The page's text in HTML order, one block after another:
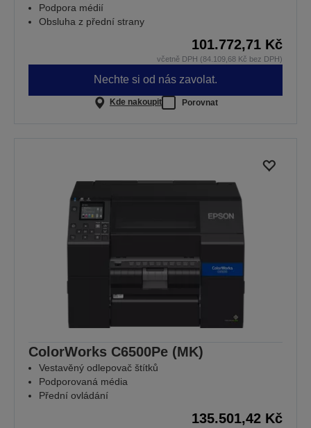
Podpora médií
Obsluha z přední strany
101.772,71 Kč
včetně DPH (84.109,68 Kč bez DPH)
Nechte si od nás zavolat.
Kde nakoupit Porovnat
ColorWorks C6500Pe (MK)
Vestavěný odlepovač štítků
Podporovaná média
Přední ovládání
135.501,42 Kč